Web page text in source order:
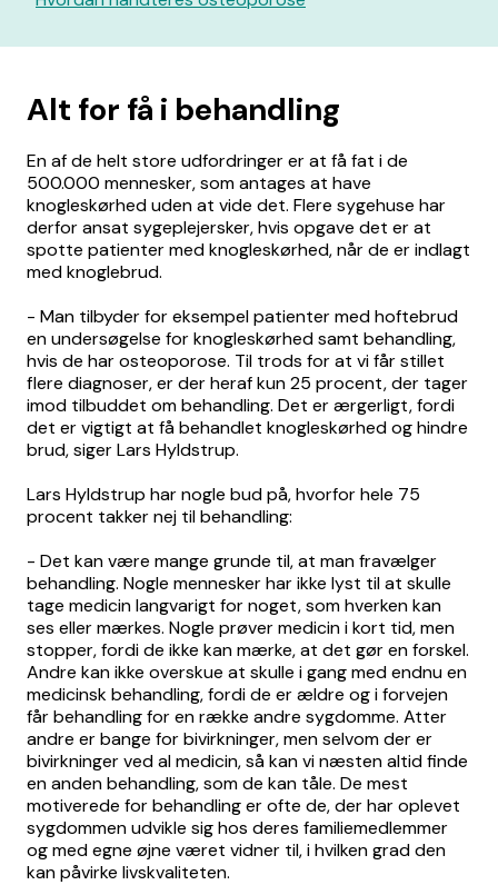
Alt for få i behandling
En af de helt store udfordringer er at få fat i de
500.000 mennesker, som antages at have
knogleskørhed uden at vide det. Flere sygehuse har
derfor ansat sygeplejersker, hvis opgave det er at
spotte patienter med knogleskørhed, når de er indlagt
med knoglebrud.
- Man tilbyder for eksempel patienter med hoftebrud
en undersøgelse for knogleskørhed samt behandling,
hvis de har osteoporose. Til trods for at vi får stillet
flere diagnoser, er der heraf kun 25 procent, der tager
imod tilbuddet om behandling. Det er ærgerligt, fordi
det er vigtigt at få behandlet knogleskørhed og hindre
brud, siger Lars Hyldstrup.
Lars Hyldstrup har nogle bud på, hvorfor hele 75
procent takker nej til behandling:
- Det kan være mange grunde til, at man fravælger
behandling. Nogle mennesker har ikke lyst til at skulle
tage medicin langvarigt for noget, som hverken kan
ses eller mærkes. Nogle prøver medicin i kort tid, men
stopper, fordi de ikke kan mærke, at det gør en forskel.
Andre kan ikke overskue at skulle i gang med endnu en
medicinsk behandling, fordi de er ældre og i forvejen
får behandling for en række andre sygdomme. Atter
andre er bange for bivirkninger, men selvom der er
bivirkninger ved al medicin, så kan vi næsten altid finde
en anden behandling, som de kan tåle. De mest
motiverede for behandling er ofte de, der har oplevet
sygdommen udvikle sig hos deres familiemedlemmer
og med egne øjne været vidner til, i hvilken grad den
kan påvirke livskvaliteten.